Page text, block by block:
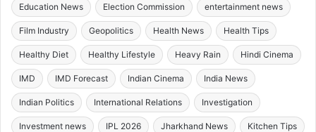
Education News Election Commission entertainment news
Film Industry Geopolitics Health News Health Tips
Healthy Diet Healthy Lifestyle Heavy Rain Hindi Cinema
IMD IMD Forecast Indian Cinema India News
Indian Politics International Relations Investigation
Investment news IPL 2026 Jharkhand News Kitchen Tips